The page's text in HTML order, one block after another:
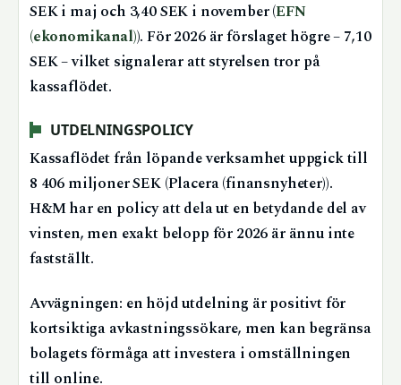
SEK i maj och 3,40 SEK i november (EFN
(ekonomikanal)). För 2026 är förslaget högre – 7,10
SEK – vilket signalerar att styrelsen tror på
kassaflödet.
UTDELNINGSPOLICY
Kassaflödet från löpande verksamhet uppgick till
8 406 miljoner SEK (Placera (finansnyheter)).
H&M har en policy att dela ut en betydande del av
vinsten, men exakt belopp för 2026 är ännu inte
fastställt.
Avvägningen: en höjd utdelning är positivt för
kortsiktiga avkastningssökare, men kan begränsa
bolagets förmåga att investera i omställningen
till online.